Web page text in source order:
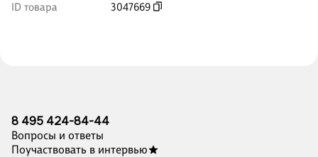
ID товара
3047669
8 495 424-84-44
Вопросы и ответы
Поучаствовать в интервью